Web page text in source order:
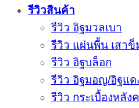
รีวิวสินค้า
รีวิว อิฐมวลเบา
รีวิว แผ่นพื้น เสาข็
รีวิว อิฐบล็อก
รีวิว อิฐมอญ/อิฐแด
รีวิว กระเบื้องหลัง